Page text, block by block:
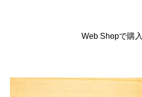
Web Shopで購入